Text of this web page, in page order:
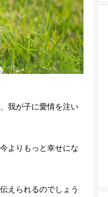
我が子に愛情を注い
よりもっと幸せにな
えられるのでしょう